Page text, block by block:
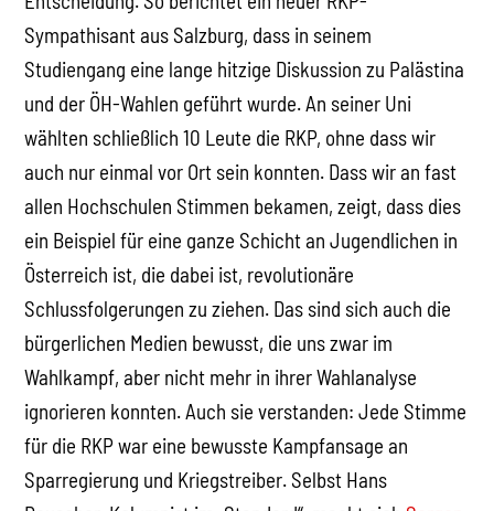
Sympathisant aus Salzburg, dass in seinem
Studiengang eine lange hitzige Diskussion zu Palästina
und der ÖH-Wahlen geführt wurde. An seiner Uni
wählten schließlich 10 Leute die RKP, ohne dass wir
auch nur einmal vor Ort sein konnten. Dass wir an fast
allen Hochschulen Stimmen bekamen, zeigt, dass dies
ein Beispiel für eine ganze Schicht an Jugendlichen in
Österreich ist, die dabei ist, revolutionäre
Schlussfolgerungen zu ziehen. Das sind sich auch die
bürgerlichen Medien bewusst, die uns zwar im
Wahlkampf, aber nicht mehr in ihrer Wahlanalyse
ignorieren konnten. Auch sie verstanden: Jede Stimme
für die RKP war eine bewusste Kampfansage an
Sparregierung und Kriegstreiber. Selbst Hans